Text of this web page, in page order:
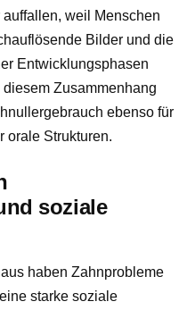
weil Menschen
Bilder und die
Entwicklungsphasen
Zusammenhang
ebenso für
orale Strukturen.
soziale
haben Zahnprobleme
starke soziale